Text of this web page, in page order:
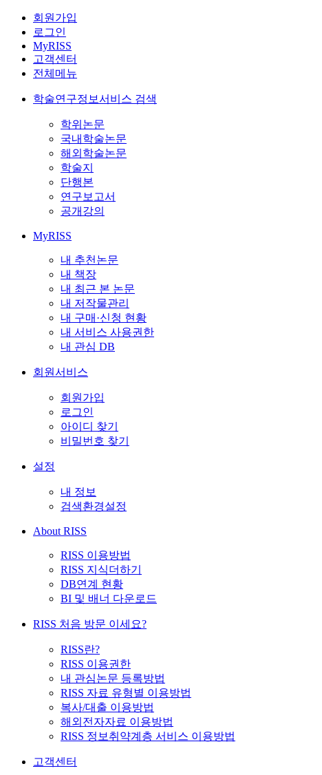
회원가입
로그인
MyRISS
고객센터
전체메뉴
학술연구정보서비스 검색
학위논문
국내학술논문
해외학술논문
학술지
단행본
연구보고서
공개강의
MyRISS
내 추천논문
내 책장
내 최근 본 논문
내 저작물관리
내 구매·신청 현황
내 서비스 사용권한
내 관심 DB
회원서비스
회원가입
로그인
아이디 찾기
비밀번호 찾기
설정
내 정보
검색환경설정
About RISS
RISS 이용방법
RISS 지식더하기
DB연계 현황
BI 및 배너 다운로드
RISS 처음 방문 이세요?
RISS란?
RISS 이용권한
내 관심논문 등록방법
RISS 자료 유형별 이용방법
복사/대출 이용방법
해외전자자료 이용방법
RISS 정보취약계층 서비스 이용방법
고객센터